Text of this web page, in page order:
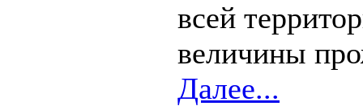
всей
величины
Далее...